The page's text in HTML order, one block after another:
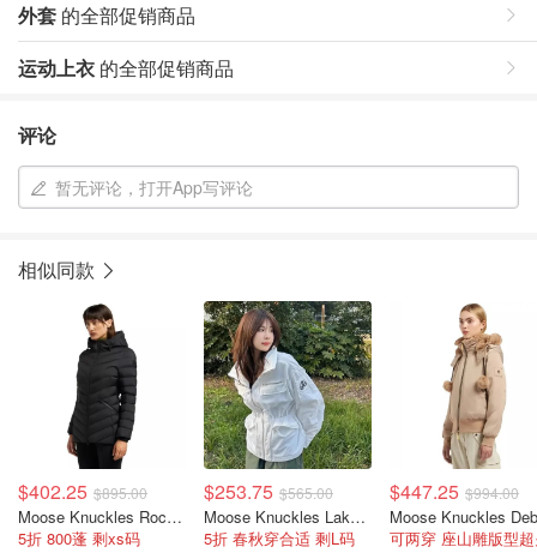
外套 的全部促销商品
运动上衣 的全部促销商品
评论
暂无评论，打开App写评论
相似同款
$402.25 $895.00
Moose Knuckles Rockcliff 5 女款夹克
5折 800蓬 剩xs码
$253.75 $565.00
Moose Knuckles Lakeshore 女士夹克
5折 春秋穿合适 剩L码
$447.25 $994.00
可两穿 座山雕版型